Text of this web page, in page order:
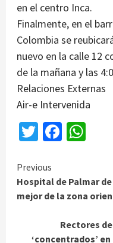
en el centro Inca.
Finalmente, en el
Colombia se
nuevo en la calle 12
de la mañana y las
Relaciones Externas
Air-e Intervenida
Twitter
Continue
Reading
Previous
Hospital de Palmar
mejor de la zona
Rectores
‘concentrados’